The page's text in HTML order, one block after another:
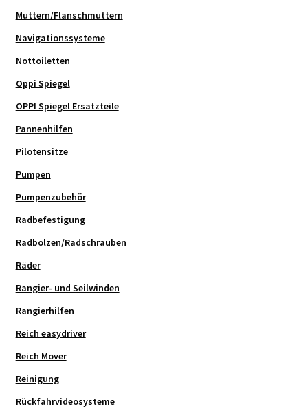
Muttern/Flanschmuttern
Navigationssysteme
Nottoiletten
Oppi Spiegel
OPPI Spiegel Ersatzteile
Pannenhilfen
Pilotensitze
Pumpen
Pumpenzubehör
Radbefestigung
Radbolzen/Radschrauben
Räder
Rangier- und Seilwinden
Rangierhilfen
Reich easydriver
Reich Mover
Reinigung
Rückfahrvideosysteme